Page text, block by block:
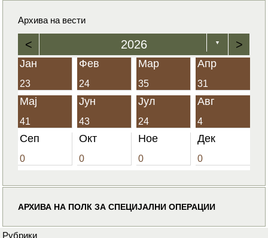
Архива на вести
< 2026 ▼ >
Јан
23
Фев
24
Мар
35
Апр
31
Мај
41
Јун
43
Јул
24
Авг
4
Сеп
0
Окт
0
Ное
0
Дек
0
АРХИВА НА ПОЛК ЗА СПЕЦИЈАЛНИ ОПЕРАЦИИ
Рубрики